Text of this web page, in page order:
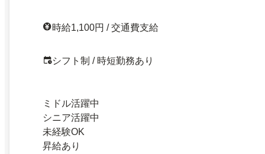
時給1,100円 / 交通費支給
シフト制 / 時短勤務あり
ミドル活躍中
シニア活躍中
未経験OK
昇給あり